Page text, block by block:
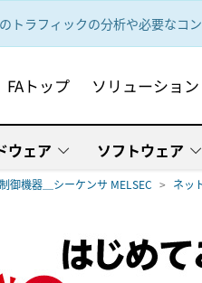
トラフィックの分析や必要なコ
FAトップ ソリューション
ウェア ソフトウェア
制御機器＿シーケンサ MELSEC ネッ